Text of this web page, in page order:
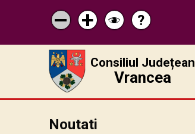
Micșorează
scrisul
Mărește
scrisul
Schimbă
contrastul
Pagina
de
ajutor
?
Consiliul Județean
Vrancea
Noutati